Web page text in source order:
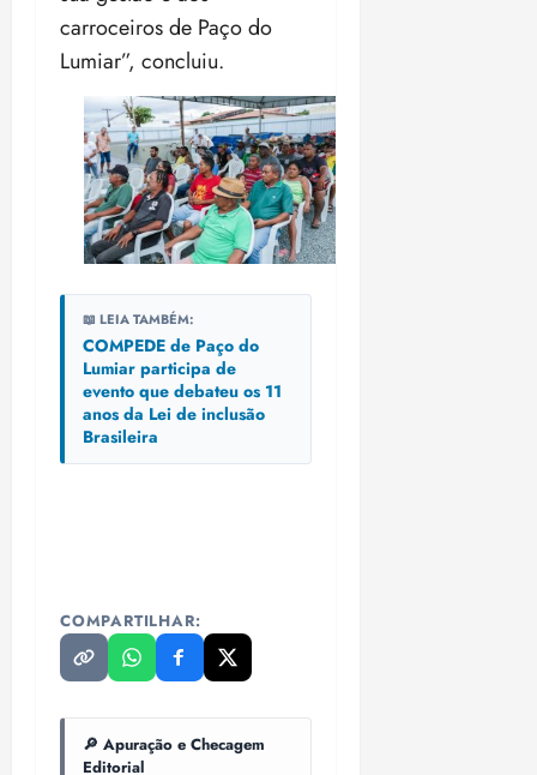
carroceiros de Paço do
Lumiar”, concluiu.
📖 LEIA TAMBÉM:
COMPEDE de Paço do
Lumiar participa de
evento que debateu os 11
anos da Lei de inclusão
Brasileira
COMPARTILHAR:
🔎 Apuração e Checagem
Editorial